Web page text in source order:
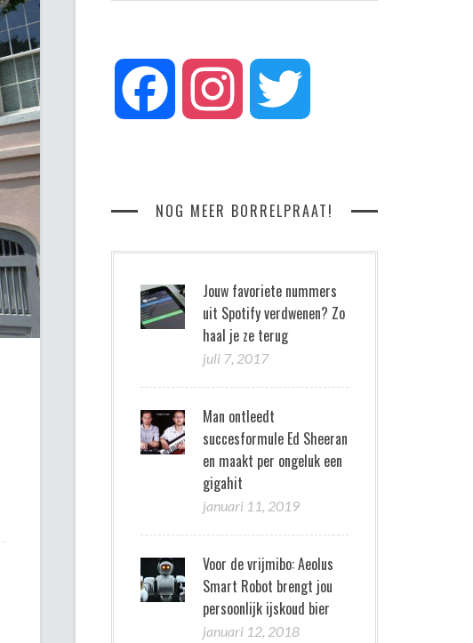
Facebook Instagram
NOG MEER BORRELPRAAT!
Jouw favoriete nummers
uit Spotify verdwenen? Zo
haal je ze terug
juli 7, 2017
Man ontleedt
succesformule Ed Sheeran
en maakt per ongeluk een
gigahit
januari 11, 2019
Voor de vrijmibo: Aeolus
Smart Robot brengt jou
persoonlijk ijskoud bier
januari 12, 2018